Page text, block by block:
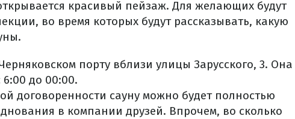
красивый пейзаж. Для желающих будут
во время которых будут рассказывать, какую
порту вблизи улицы Зарусского, 3. Она
до 00:00.
договоренности сауну можно будет полностью
в компании друзей. Впрочем, во сколько